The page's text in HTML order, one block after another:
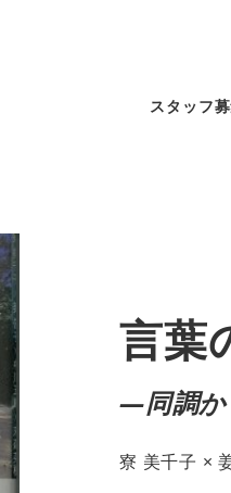
スタッフ
言葉
―同調か
寮 美千子 ×